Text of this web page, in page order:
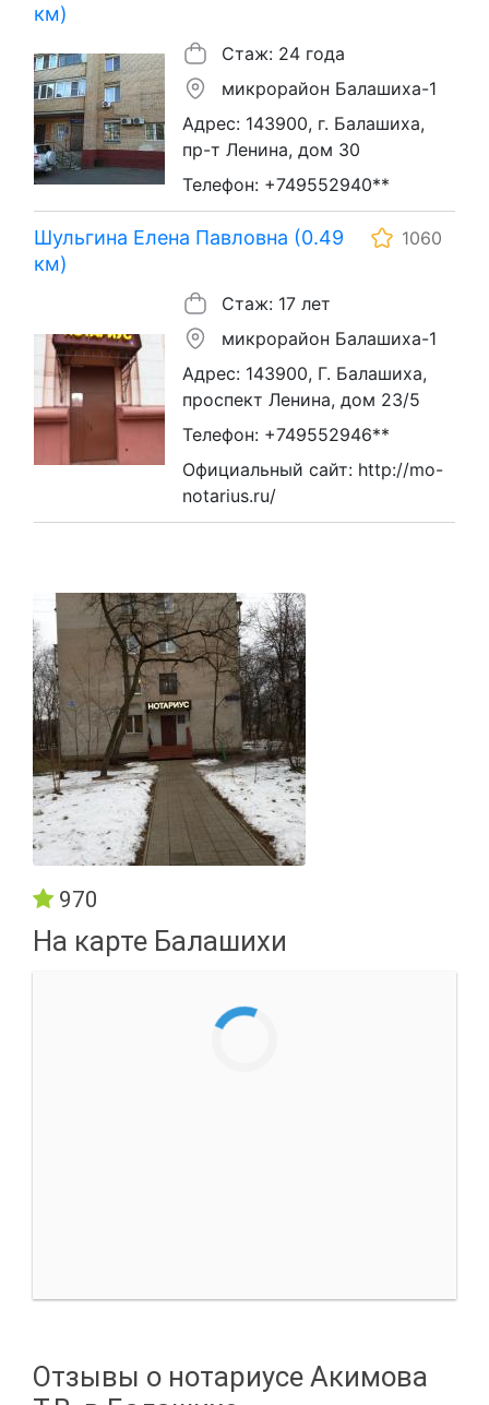
км)
Стаж: 24 года
микрорайон Балашиха-1
Адрес: 143900, г. Балашиха,
пр-т Ленина, дом 30
Телефон: +749552940**
Шульгина Елена Павловна (0.49
км)
1060
Стаж: 17 лет
микрорайон Балашиха-1
Адрес: 143900, Г. Балашиха,
проспект Ленина, дом 23/5
Телефон: +749552946**
Официальный сайт: http://mo-
notarius.ru/
970
На карте Балашихи
Отзывы о нотариусе Акимова